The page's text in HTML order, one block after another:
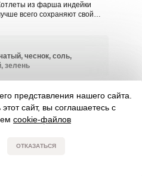
из фарша индейки
всего сохраняют свой
фарш лучше сделать из
мяса индейки и
измельчить его на мясорубке.
чеснок, соль,
зелень
Котлеты из фарша
на сковороде
представления нашего сайта.
сайт, вы соглашаетесь с
cookie-файлов
ОТКАЗАТЬСЯ